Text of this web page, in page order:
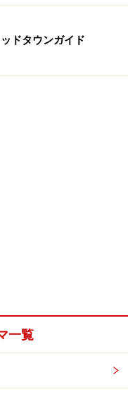
ドタウンガイド
一覧